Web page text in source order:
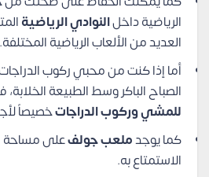
الرياضية داخلالنوادي الرياضية
العديد من الألعاب الرياضية المختلفة.
أما إذا كنت من محبي ركوب
الصباح الباكر وسط الطبيعة الخلابة،
للمشي وركوب الدراجاتخصيصاً
كما يوجدملعب جولفعلى
الاستمتاع به.